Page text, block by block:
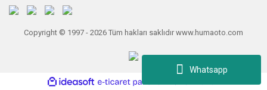
Whatsapp
Copyright © 1997 - 2026 Tüm hakları saklıdır www.humaoto.com
ideasoft